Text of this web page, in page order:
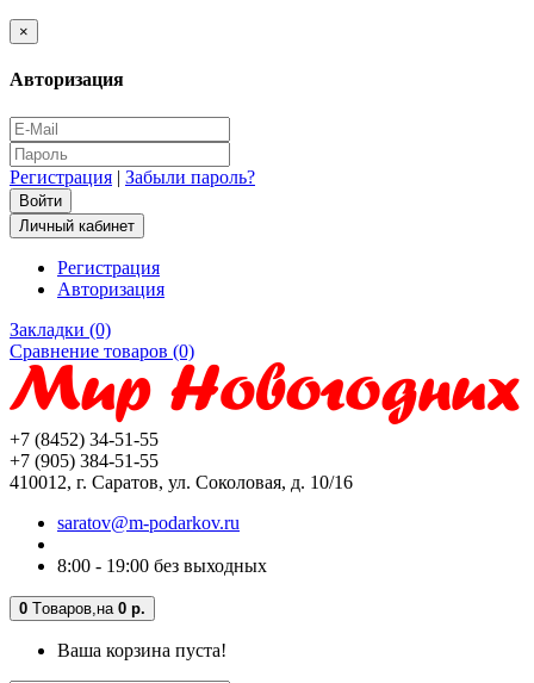
×
Авторизация
Регистрация | Забыли пароль?
Личный кабинет
Регистрация
Авторизация
Закладки (0)
Сравнение товаров (0)
+7 (8452) 34-51-55
+7 (905) 384-51-55
410012, г. Саратов, ул. Соколовая, д. 10/16
saratov@m-podarkov.ru
8:00 - 19:00 без выходных
0 Tоваров, на 0 р.
Ваша корзина пуста!